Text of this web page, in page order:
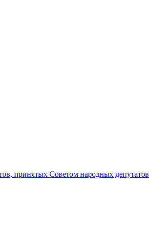
принятых Советом народных депутатов